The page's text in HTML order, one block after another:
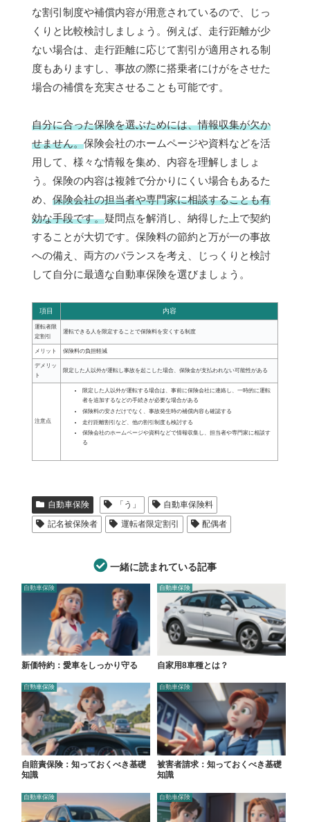
な割引制度や補償内容が用意されているので、じっ
くりと比較検討しましょう。例えば、走行距離が少
ない場合は、走行距離に応じて割引が適用される制
度もありますし、事故の際に搭乗者にけがをさせた
場合の補償を充実させることも可能です。
自分に合った保険を選ぶためには、情報収集が欠か
せません。保険会社のホームページや資料などを活
用して、様々な情報を集め、内容を理解しましょ
う。保険の内容は複雑で分かりにくい場合もあるた
め、 保険会社の担当者や専門家に相談することも有
効な手段です。疑問点を解消し、納得した上で契約
することが大切です。保険料の節約と万が一の事故
への備え、両方のバランスを考え、じっくりと検討
して自分に最適な自動車保険を選びましょう。
項目 内容
運転者限
定割引
運転できる人を限定することで保険料を安くする制度
メリット 保険料の負担軽減
デメリッ
ト
限定した人以外が運転し事故を起こした場合、保険金が支払われない可能性がある
注意点
限定した人以外が運転する場合は、事前に保険会社に連絡し、一時的に運転
者を追加するなどの手続きが必要な場合がある
保険料の安さだけでなく、事故発生時の補償内容も確認する
走行距離割引など、他の割引制度も検討する
保険会社のホームページや資料などで情報収集し、担当者や専門家に相談す
る
自動車保険 「う」
自動車保険料
記名被保険者
運転者限定割引 配偶者
一緒に読まれている記事
自動車保険
新価特約：愛車をしっかり守る
自動車保険
自家用8車種とは？
自動車保険
自賠責保険：知っておくべき基礎
知識
自動車保険
被害者請求：知っておくべき基礎
知識
自動車保険 自動車保険